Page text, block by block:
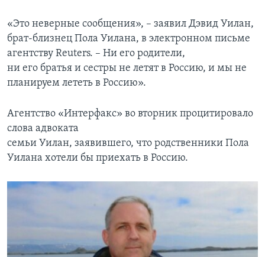
«Это неверные сообщения», – заявил Дэвид Уилан,
брат-близнец Пола Уилана, в электронном письме
агентству Reuters. – Ни его родители,
ни его братья и сестры не летят в Россию, и мы не
планируем лететь в Россию».
Агентство «Интерфакс» во вторник процитировало
слова адвоката
семьи Уилан, заявившего, что родственники Пола
Уилана хотели бы приехать в Россию.